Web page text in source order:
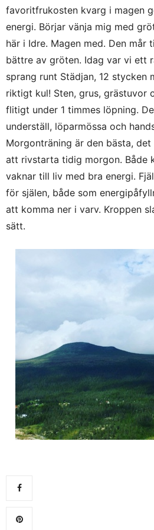
favoritfrukosten kvarg i magen
energi. Börjar vänja mig med
här i Idre. Magen med. Den mår
bättre av gröten. Idag var vi ett
sprang runt Städjan, 12 stycken
riktigt kul! Sten, grus, grästuvor
flitigt under 1 timmes löpning.
underställ, löparmössa och
Morgonträning är den bästa, det
att rivstarta tidig morgon. Både
vaknar till liv med bra energi.
för själen, både som
att komma ner i varv. Kroppen
sätt.